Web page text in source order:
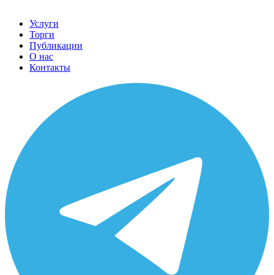
Услуги
Торги
Публикации
О нас
Контакты